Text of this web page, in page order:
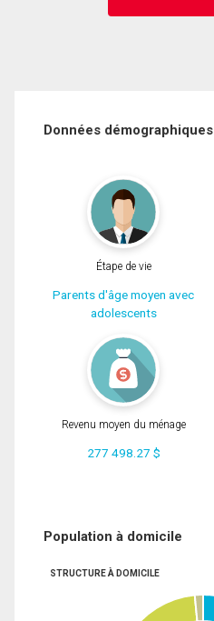
Données démographiques
Étape de vie
Parents d'âge moyen avec
adolescents
Revenu moyen du ménage
277 498.27 $
Population à domicile
STRUCTURE À DOMICILE